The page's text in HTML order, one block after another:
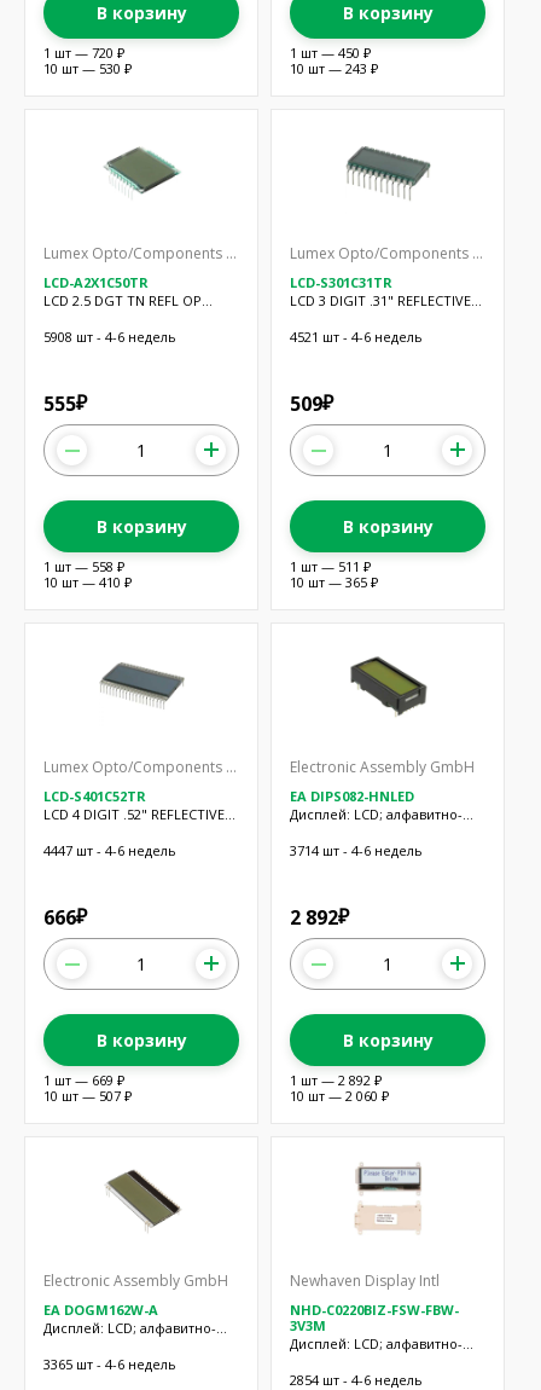
В корзину
1 шт — 720 ₽
10 шт — 530 ₽
В корзину
1 шт — 450 ₽
10 шт — 243 ₽
Lumex Opto/Components Inc.
LCD-A2X1C50TR
LCD 2.5 DGT TN REFL OP
5908 шт - 4-6 недель
555₽
В корзину
1 шт — 558 ₽
10 шт — 410 ₽
Lumex Opto/Components Inc.
LCD-S301C31TR
LCD 3 DIGIT .31" REFLECTIVE
4521 шт - 4-6 недель
509₽
В корзину
1 шт — 511 ₽
10 шт — 365 ₽
Lumex Opto/Components Inc.
LCD-S401C52TR
LCD 4 DIGIT .52" REFLECTIVE
4447 шт - 4-6 недель
666₽
В корзину
1 шт — 669 ₽
10 шт — 507 ₽
Electronic Assembly GmbH
EA DIPS082-HNLED
Дисплей: LCD; алфавитно-
40x20мм; LED
3714 шт - 4-6 недель
2 892₽
В корзину
1 шт — 2 892 ₽
10 шт — 2 060 ₽
Electronic Assembly GmbH
EA DOGM162W-A
Дисплей: LCD; алфавитно-
16x2; белый
3365 шт - 4-6 недель
Newhaven Display Intl
NHD-C0220BIZ-FSW-FBW-
3V3M
Дисплей: LCD; алфавитно-
20x2; LED; PIN: 8
2854 шт - 4-6 недель